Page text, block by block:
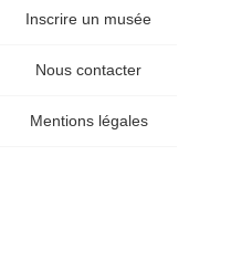
Inscrire un musée
Nous contacter
Mentions légales